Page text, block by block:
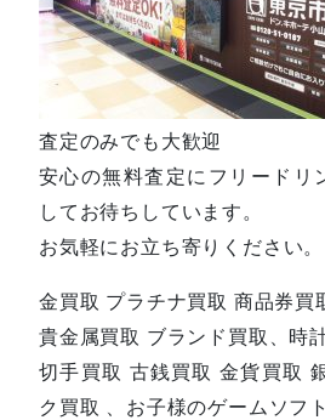
査定のみでも大歓迎
安心の無料査定にフリードリ
してお待ちしています。
お気軽にお立ち寄りください。
金買取 プラチナ買取 商品券買
貴金属買取 ブランド買取、時計
切手買取 古銭買取 金貨買取
ク買取 、お子様のゲームソフ